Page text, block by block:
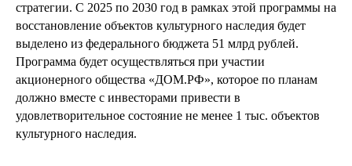
стратегии. С 2025 по 2030 год в рамках этой программы на
восстановление объектов культурного наследия будет
выделено из федерального бюджета 51 млрд рублей.
Программа будет осуществляться при участии
акционерного общества «ДОМ.РФ», которое по планам
должно вместе с инвесторами привести в
удовлетворительное состояние не менее 1 тыс. объектов
культурного наследия.